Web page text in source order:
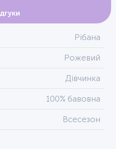
Рібана
Рожевий
Дівчинка
100% бавовна
Всесезон